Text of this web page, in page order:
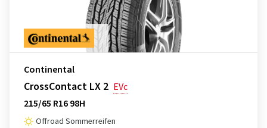
Continental
CrossContact LX 2 EVc
215/65 R16 98H
Offroad Sommerreifen